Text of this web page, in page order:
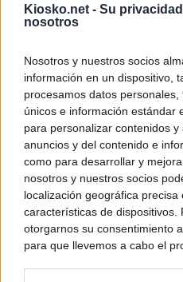
Kiosko.net - Su
nosotros
Nosotros y nuestros socios
información en un dispositivo,
procesamos datos
únicos e información estándar
para personalizar contenidos
anuncios y del contenido e
como para desarrollar y
nosotros y nuestros socios
localización geográfica
características de dispositivos.
otorgarnos su consentimiento
para que llevemos a cabo el